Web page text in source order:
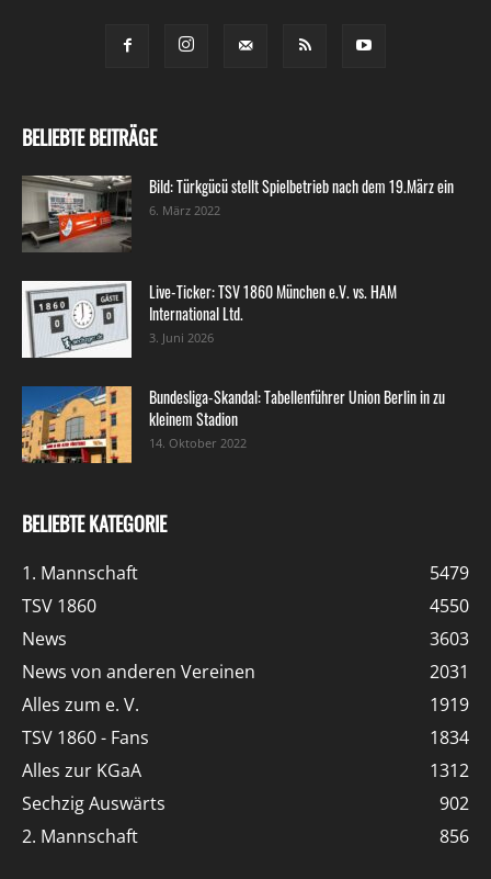
BELIEBTE BEITRÄGE
Bild: Türkgücü stellt Spielbetrieb nach dem 19.März ein
6. März 2022
Live-Ticker: TSV 1860 München e.V. vs. HAM
International Ltd.
3. Juni 2026
Bundesliga-Skandal: Tabellenführer Union Berlin in zu
kleinem Stadion
14. Oktober 2022
BELIEBTE KATEGORIE
1. Mannschaft
5479
TSV 1860
4550
News
3603
News von anderen Vereinen
2031
Alles zum e. V.
1919
TSV 1860 - Fans
1834
Alles zur KGaA
1312
Sechzig Auswärts
902
2. Mannschaft
856